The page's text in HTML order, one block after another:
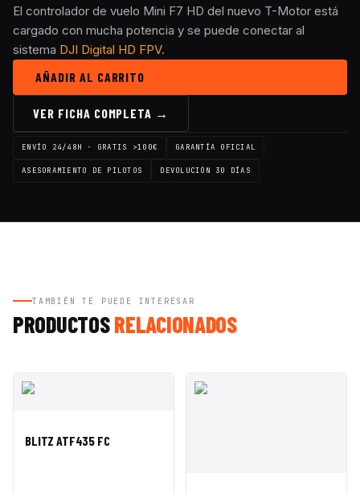
El controlador de vuelo Mini F7 HD del nuevo T-Motor está
cargado con mucha potencia y se puede conectar al
sistema DJI Digital HD FPV.
AÑADIR AL CARRITO
VER FICHA COMPLETA →
ENVÍO 24/48H · GRATIS >100€ GARANTÍA OFICIAL
ASESORAMIENTO DE PILOTOS DEVOLUCIÓN 30 DÍAS
TAMBIÉN TE PUEDE INTERESAR
PRODUCTOSRELACIONADOS
RÁPIDA
CESTA
BLITZ ATF435 FC